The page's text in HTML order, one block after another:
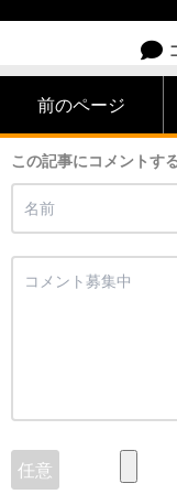
前のページ
この記事にコメントす